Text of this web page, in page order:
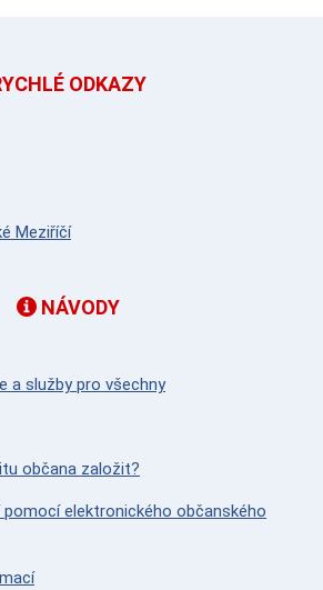
ODKAZY
Meziříčí
NÁVODY
a služby pro všechny
občana založit?
elektronického občanského